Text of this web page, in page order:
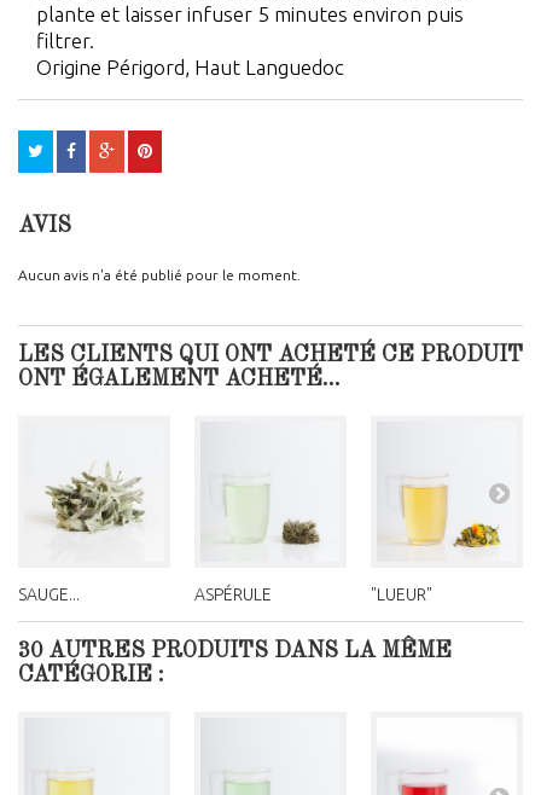
plante et laisser infuser 5 minutes environ puis
filtrer.
Origine Périgord, Haut Languedoc
AVIS
Aucun avis n'a été publié pour le moment.
LES CLIENTS QUI ONT ACHETÉ CE PRODUIT
ONT ÉGALEMENT ACHETÉ...
SAUGE... ASPÉRULE "LUEUR"
30 AUTRES PRODUITS DANS LA MÊME
CATÉGORIE :